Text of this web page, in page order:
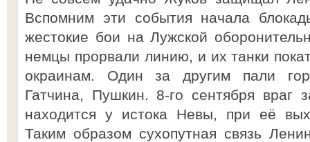
Вспомним эти события начала
жестокие бои на Лужской
немцы прорвали линию, и их танки
окраинам. Один за другим пали
Гатчина, Пушкин. 8-го сентября враг
находится у истока Невы, при её
Таким образом сухопутная связь